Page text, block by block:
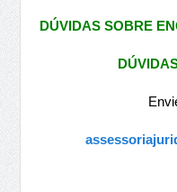
DÚVIDAS SOBRE